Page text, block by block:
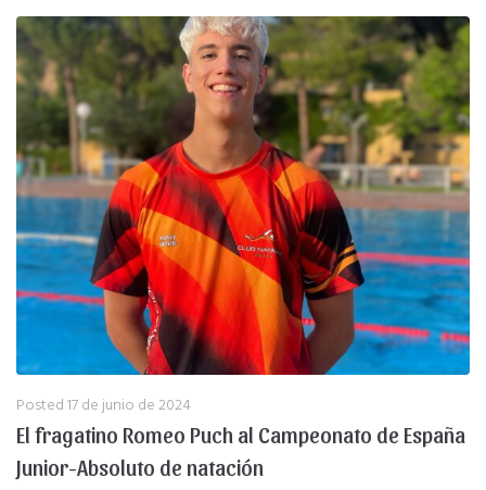
Posted17 de junio de 2024
El fragatino Romeo Puch al Campeonato de España
Junior-Absoluto de natación